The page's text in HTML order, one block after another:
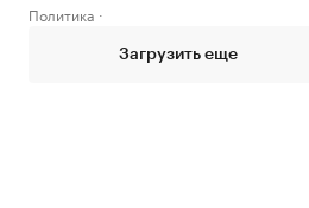
Политика
Загрузить еще